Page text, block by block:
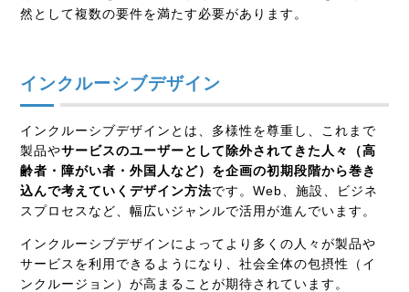
然として複数の要件を満たす必要があります。
インクルーシブデザイン
インクルーシブデザインとは、多様性を尊重し、これまで
製品やサービスのユーザーとして除外されてきた人々（高
齢者・障がい者・外国人など）を企画の初期段階から巻き
込んで考えていくデザイン方法です。Web、施設、ビジネ
スプロセスなど、幅広いジャンルで活用が進んでいます。
インクルーシブデザインによってより多くの人々が製品や
サービスを利用できるようになり、社会全体の包摂性（イ
ンクルージョン）が高まることが期待されています。